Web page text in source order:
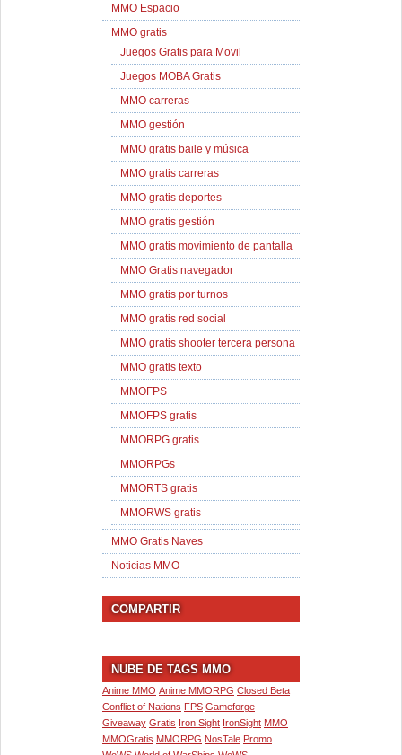
MMO Espacio
MMO gratis
Juegos Gratis para Movil
Juegos MOBA Gratis
MMO carreras
MMO gestión
MMO gratis baile y música
MMO gratis carreras
MMO gratis deportes
MMO gratis gestión
MMO gratis movimiento de pantalla
MMO Gratis navegador
MMO gratis por turnos
MMO gratis red social
MMO gratis shooter tercera persona
MMO gratis texto
MMOFPS
MMOFPS gratis
MMORPG gratis
MMORPGs
MMORTS gratis
MMORWS gratis
MMO Gratis Naves
Noticias MMO
COMPARTIR
NUBE DE TAGS MMO
Anime MMO Anime MMORPG Closed Beta
Conflict of Nations FPS Gameforge
Giveaway Gratis Iron Sight IronSight MMO
MMOGratis MMORPG NosTale Promo